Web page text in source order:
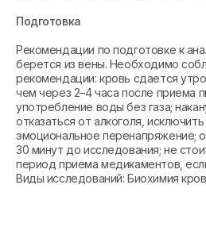
Подготовка
Рекомендации по подготовке к
берется из вены. Необходимо
рекомендации: кровь сдается
чем через 2–4 часа после приема
употребление воды без газа;
отказаться от алкоголя,
эмоциональное перенапряжение;
30 минут до исследования; не
период приема медикаментов,
Виды исследований: Биохимия